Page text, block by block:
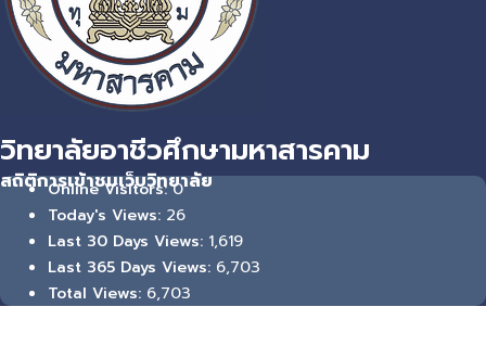
วิทยาลัยอาชีวศึกษามหาสารคาม
สถิติการเข้าชมเว็บวิทยาลัย
Online Visitors:0
Today's Views: 26
Last 30 Days Views: 1,619
Last 365 Days Views: 6,703
Total Views: 6,703